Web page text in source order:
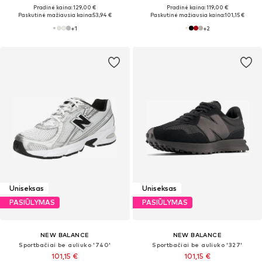
Pradinė kaina: 129,00 €
Paskutinė mažiausia kaina:53,94 €
+1
Pradinė kaina: 119,00 €
Paskutinė mažiausia kaina:101,15 €
+2
Uniseksas
PASIŪLYMAS
NEW BALANCE
Sportbačiai be auliuko '740'
101,15 €
Uniseksas
PASIŪLYMAS
NEW BALANCE
Sportbačiai be auliuko '327'
101,15 €